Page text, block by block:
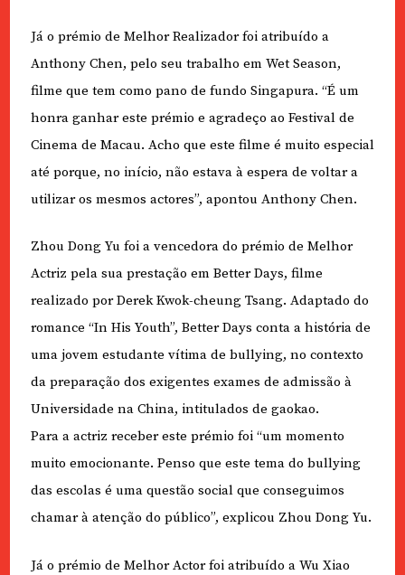
Já o prémio de Melhor Realizador foi atribuído a
Anthony Chen, pelo seu trabalho em Wet Season,
filme que tem como pano de fundo Singapura. “É um
honra ganhar este prémio e agradeço ao Festival de
Cinema de Macau. Acho que este filme é muito especial
até porque, no início, não estava à espera de voltar a
utilizar os mesmos actores”, apontou Anthony Chen.
Zhou Dong Yu foi a vencedora do prémio de Melhor
Actriz pela sua prestação em Better Days, filme
realizado por Derek Kwok-cheung Tsang. Adaptado do
romance “In His Youth”, Better Days conta a história de
uma jovem estudante vítima de bullying, no contexto
da preparação dos exigentes exames de admissão à
Universidade na China, intitulados de gaokao.
Para a actriz receber este prémio foi “um momento
muito emocionante. Penso que este tema do bullying
das escolas é uma questão social que conseguimos
chamar à atenção do público”, explicou Zhou Dong Yu.
Já o prémio de Melhor Actor foi atribuído a Wu Xiao